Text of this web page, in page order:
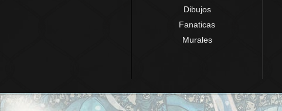
Dibujos
Fanaticas
Murales